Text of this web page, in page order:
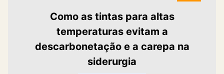
Como as tintas para altas
temperaturas evitam a
descarbonetação e a carepa na
siderurgia